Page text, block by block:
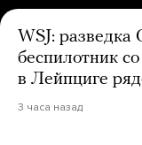
WSJ:
беспилотник
в Лейпциге
3 часа назад